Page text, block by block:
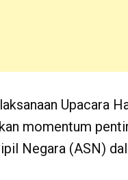
Upacara
momentum
Negara (ASN)